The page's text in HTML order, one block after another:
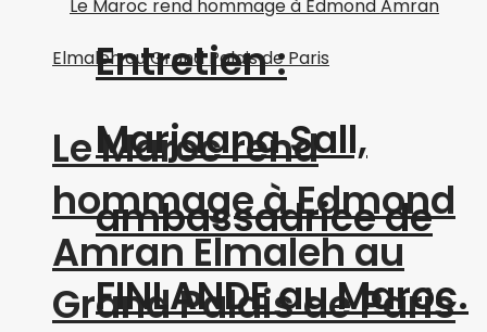
Le Maroc rend
hommage à Edmond
Amran Elmaleh au
Grand Palais de Paris
Entretien :
Marjaana Sall,
ambassadrice de
FINLANDE au Maroc.